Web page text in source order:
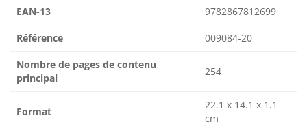
EAN-13 9782867812699
Référence 009084-20
Nombre de pages de contenu
principal
254
Format
22.1 x 14.1 x 1.1
cm